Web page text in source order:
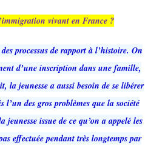
vivant en France ?
processus de rapport à l’histoire. On
d’une inscription dans une famille,
la jeunesse a aussi besoin de se libérer
des gros problèmes que la société
issue de ce qu’on a appelé les
effectuée pendant très longtemps par